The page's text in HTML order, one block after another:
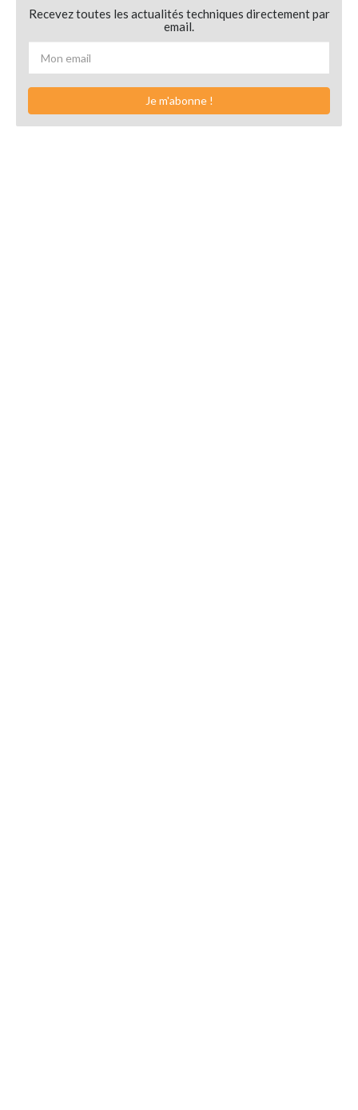
Recevez toutes les actualités techniques directement par
email.
Je m'abonne !